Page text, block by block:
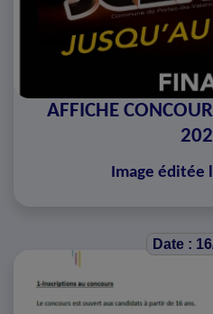
AFFICHE
Image éditée
Date :